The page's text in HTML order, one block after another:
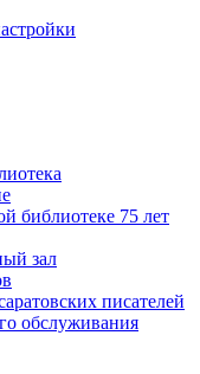
библиотеке 75 лет
зал
писателей
обслуживания